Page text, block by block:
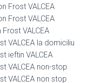
Frost VALCEA
Frost VALCEA
VALCEA
VALCEA la domiciliu
ieftin VALCEA
VALCEA non-stop
VALCEA non stop